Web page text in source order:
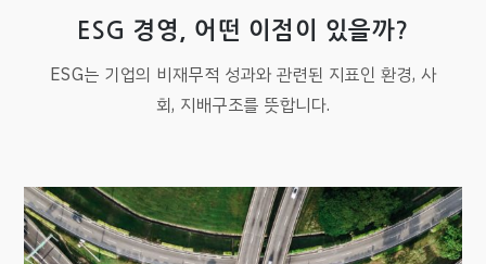
ESG 경영, 어떤 이점이 있을까?
ESG는 기업의 비재무적 성과와 관련된 지표인 환경, 사
회, 지배구조를 뜻합니다.